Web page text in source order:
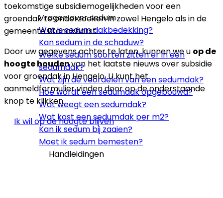
Vragen over sedum
Wat is sedum dakbedekking?
Kan sedum in de schaduw?
Welke sedum soorten zitten er in een
sedumdak?
Wat zijn de voordelen van een sedumdak?
Hoe wordt een sedumdak opgebouwd?
Wat weegt een sedumdak?
Wat kost een sedumdak per m2?
Kan ik sedum bij zaaien?
Moet ik sedum bemesten?
Handleidingen
toekomstige subsidiemogelijkheden voor een
groendak te onderzoeken in zowel Hengelo als in de
gemeente Bronckhorst.
Door uw gegevens achter te laten, kunnen we u op de
hoogte houdenvan het laatste nieuws over subsidie
voor groendak in Hengelo. U kunt het
aanmeldformulier vinden door op de onderstaande
knop te klikken.
Ik wil op de hoogte blijven